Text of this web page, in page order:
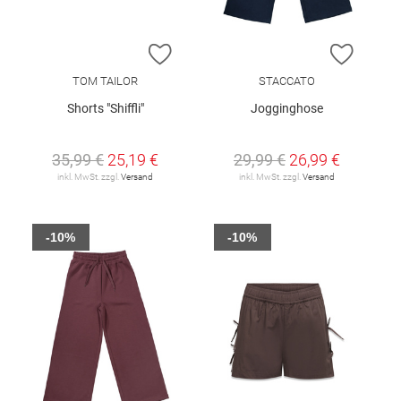
ZUR WUNSCHLISTE HINZUFÜGEN
TOM TAILOR
Shorts "Shiffli"
35,99 € 25,19 €
inkl. MwSt. zzgl. Versand
ZUR
STACCATO
Jogginghose
29,99 € 26,99 €
inkl. MwSt. zzgl. Versand
-10% -10%